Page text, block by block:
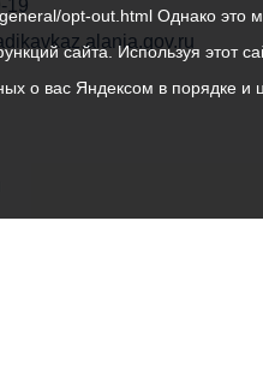
19
opt-out.html Однако это
сайта. Используя этот
о вас Яндексом в порядке и